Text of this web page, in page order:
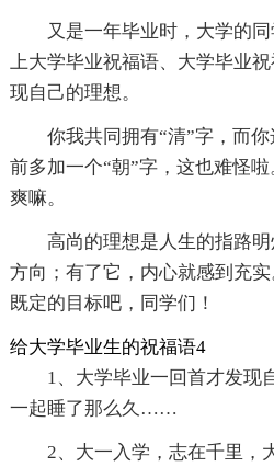
又是一年毕业时，大学的
上大学毕业祝福语、大学毕业
现自己的理想。
你我共同拥有“清”字，而
前多加一个“朝”字，这也难怪
爽嘛。
高尚的理想是人生的指路
方向；有了它，内心就感到充
既定的目标吧，同学们！
给大学毕业生的祝福语4
1、大学毕业一回首才发现
一起睡了那么久……
2、大一入学，志在千里，